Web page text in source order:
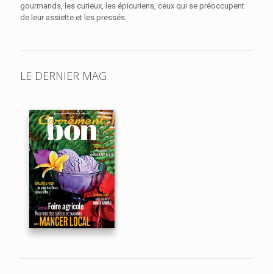
gourmands, les curieux, les épicuriens, ceux qui se préoccupent
de leur assiette et les pressés.
LE DERNIER MAG